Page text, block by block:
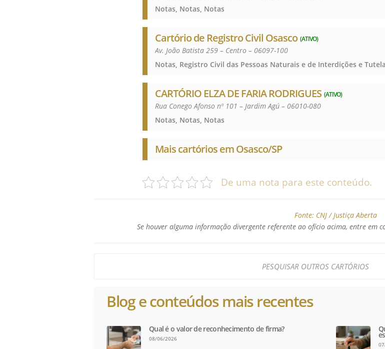
Notas, Notas, Notas
Cartório de Registro Civil Osasco (ATIVO)
Av. João Batista 259 – Centro – 06097-100
CARTÓRIO ELZA DE FARIA RODRIGUES (ATIVO)
Rua Conego Afonso nº 101 – Jardim Agú – 06010-080
Notas, Notas, Notas
Mais cartórios em Osasco/SP
De uma nota para este conteúdo.
Fonte: CNJ / Justiça Aberta
Se houver alguma informação divergente referente ao ofício acima, entre em
Blog e conteúdos mais recentes
Qual é o valor de reconhecimento de firma?
08/06/2026